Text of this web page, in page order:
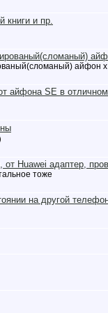
книги и пр.
айфон
айфона SE в
Huawei адаптер,
тоже
на другой